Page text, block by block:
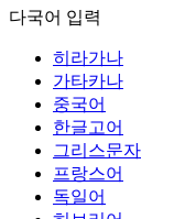
다국어 입력
히라가나
가타카나
중국어
한글고어
그리스문자
프랑스어
독일어